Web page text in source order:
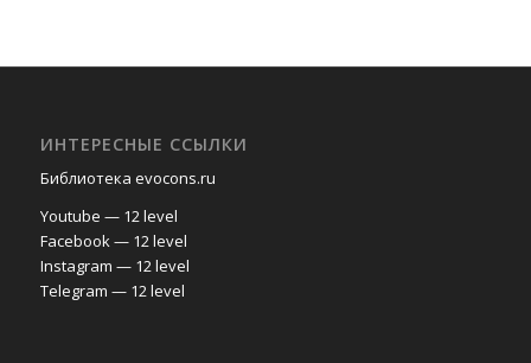
ИНТЕРЕСНЫЕ ССЫЛКИ
Библиотека evocons.ru
Youtube — 12 level
Facebook — 12 level
Instagram — 12 level
Telegram — 12 level